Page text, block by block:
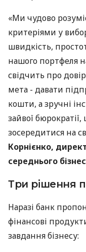
«Ми чудово
критеріями у
швидкість,
нашого портфеля
свідчить про
мета - давати
кошти, а зручні
зайвої
зосередитися на
Корнієнко,
середнього
Три рішення
Наразі банк
фінансові
завдання бізнесу: